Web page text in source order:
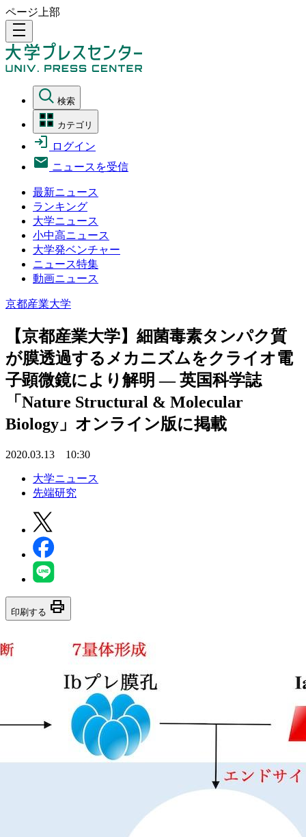
ページ上部
density_medium
検索
カテゴリ
ログイン
ニュースを受信
最新ニュース
ランキング
大学ニュース
小中高ニュース
大学発ベンチャー
ニュース特集
動画ニュース
京都産業大学
【京都産業大学】細菌毒素タンパク質
が膜透過するメカニズムをクライオ電
子顕微鏡により解明 — 英国科学誌
「Nature Structural & Molecular
Biology」オンライン版に掲載
2020.03.13 10:30
大学ニュース
先端研究
印刷する print